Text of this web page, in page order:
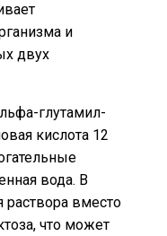
и
двух
глутамил-
кислота 12
вода. В
раствора вместо
что может